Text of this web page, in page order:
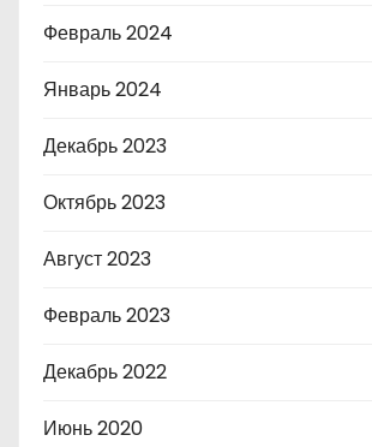
Февраль 2024
Январь 2024
Декабрь 2023
Октябрь 2023
Август 2023
Февраль 2023
Декабрь 2022
Июнь 2020